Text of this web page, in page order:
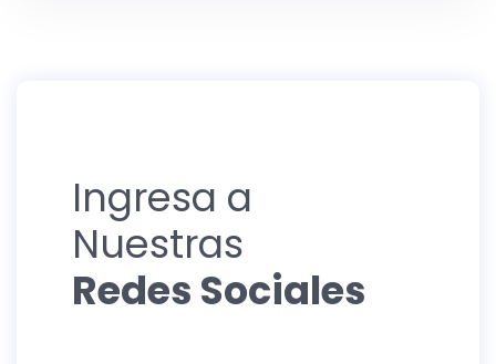
Ingresa a
Nuestras
Redes Sociales